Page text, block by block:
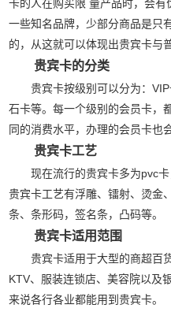
卡的人在购买限 量产品时，会
一些知名品牌，少部分商品是只
的，从这就可以体现出贵宾卡与
贵宾卡的分类
贵宾卡按级别可以分为：VIP
石卡等。每一个级别的会员卡，
同的消费水平，办理的会员卡也
贵宾卡工艺
现在流行的贵宾卡多为pvc卡
贵宾卡工艺有浮雕、镭射、烫金
条、条形码，签名条，凸码等。
贵宾卡适用范围
贵宾卡适用于大型的商超百
KTV、服装连锁店、美容院以及
来说各行各业都能用到贵宾卡。